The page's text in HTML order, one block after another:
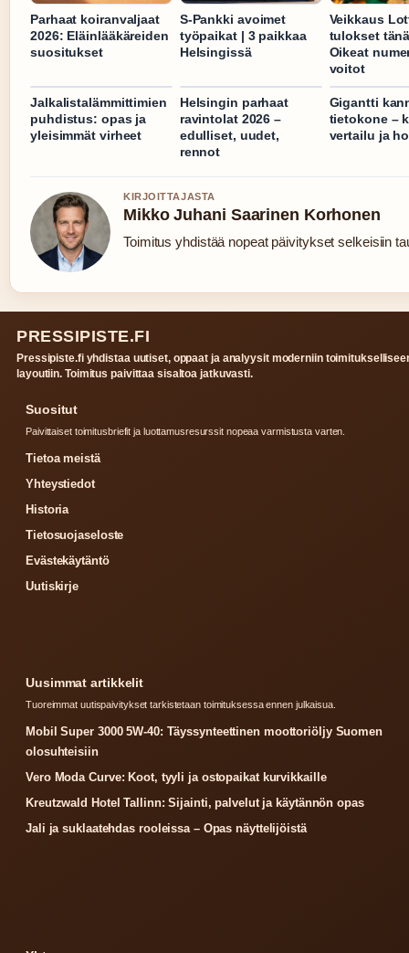
Parhaat koiranvaljaat
2026: Eläinlääkäreiden
suositukset
S-Pankki avoimet
työpaikat | 3 paikkaa
Helsingissä
Veikkaus
tulokset
Oikeat
voitot
Jalkalistalämmittimien
puhdistus: opas ja
yleisimmät virheet
Helsingin parhaat
ravintolat 2026 –
edulliset, uudet,
rennot
Gigantti
tietokone –
vertailu ja
KIRJOITTAJASTA
Mikko Juhani Saarinen Korhonen
Toimitus yhdistää nopeat päivitykset selkeisiin
PRESSIPISTE.FI
Pressipiste.fi yhdistaa uutiset, oppaat ja analyysit moderniin
layoutiin. Toimitus paivittaa sisaltoa jatkuvasti.
Suositut
Paivittaiset toimitusbriefit ja luottamusresurssit nopeaa varmistusta varten.
Tietoa meistä
Yhteystiedot
Historia
Tietosuojaseloste
Evästekäytäntö
Uutiskirje
Uusimmat artikkelit
Tuoreimmat uutispaivitykset tarkistetaan toimituksessa ennen julkaisua.
Mobil Super 3000 5W-40: Täyssynteettinen moottoriöljy Suomen
olosuhteisiin
Vero Moda Curve: Koot, tyyli ja ostopaikat kurvikkaille
Kreutzwald Hotel Tallinn: Sijainti, palvelut ja käytännön opas
Jali ja suklaatehdas rooleissa – Opas näyttelijöistä